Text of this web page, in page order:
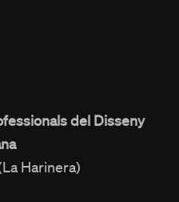
del Disseny
Harinera)